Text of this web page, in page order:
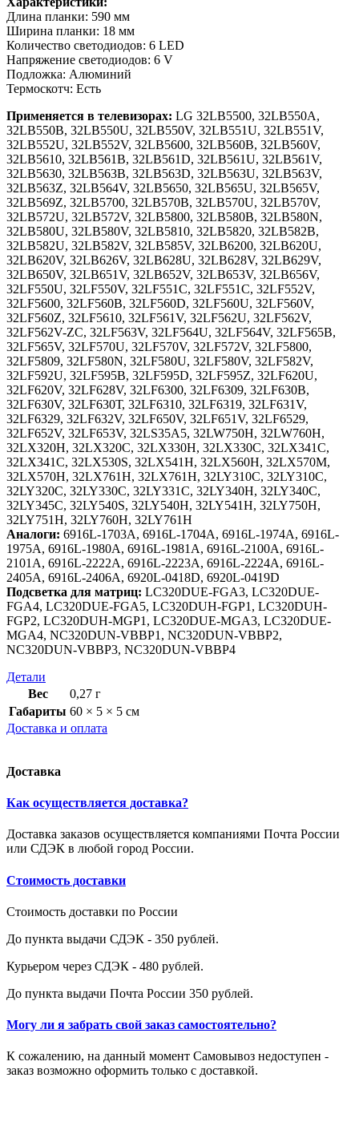
Длина планки: 590 мм
Ширина планки: 18 мм
Количество светодиодов: 6 LED
Напряжение светодиодов: 6 V
Подложка: Алюминий
Термоскотч: Есть
Применяется в телевизорах: LG 32LB5500, 32LB550A,
32LB550B, 32LB550U, 32LB550V, 32LB551U, 32LB551V,
32LB552U, 32LB552V, 32LB5600, 32LB560B, 32LB560V,
32LB5610, 32LB561B, 32LB561D, 32LB561U, 32LB561V,
32LB5630, 32LB563B, 32LB563D, 32LB563U, 32LB563V,
32LB563Z, 32LB564V, 32LB5650, 32LB565U, 32LB565V,
32LB569Z, 32LB5700, 32LB570B, 32LB570U, 32LB570V,
32LB572U, 32LB572V, 32LB5800, 32LB580B, 32LB580N,
32LB580U, 32LB580V, 32LB5810, 32LB5820, 32LB582B,
32LB582U, 32LB582V, 32LB585V, 32LB6200, 32LB620U,
32LB620V, 32LB626V, 32LB628U, 32LB628V, 32LB629V,
32LB650V, 32LB651V, 32LB652V, 32LB653V, 32LB656V,
32LF550U, 32LF550V, 32LF551C, 32LF551С, 32LF552V,
32LF5600, 32LF560B, 32LF560D, 32LF560U, 32LF560V,
32LF560Z, 32LF5610, 32LF561V, 32LF562U, 32LF562V,
32LF562V-ZC, 32LF563V, 32LF564U, 32LF564V, 32LF565B,
32LF565V, 32LF570U, 32LF570V, 32LF572V, 32LF5800,
32LF5809, 32LF580N, 32LF580U, 32LF580V, 32LF582V,
32LF592U, 32LF595B, 32LF595D, 32LF595Z, 32LF620U,
32LF620V, 32LF628V, 32LF6300, 32LF6309, 32LF630B,
32LF630V, 32LF630Т, 32LF6310, 32LF6319, 32LF631V,
32LF6329, 32LF632V, 32LF650V, 32LF651V, 32LF6529,
32LF652V, 32LF653V, 32LS35А5, 32LW750Н, 32LW760Н,
32LX320Н, 32LX320С, 32LX330Н, 32LX330С, 32LX341C,
32LX341С, 32LX530S, 32LX541Н, 32LX560Н, 32LX570М,
32LX570Н, 32LX761H, 32LX761Н, 32LY310C, 32LY310С,
32LY320С, 32LY330С, 32LY331С, 32LY340Н, 32LY340С,
32LY345С, 32LY540S, 32LY540Н, 32LY541Н, 32LY750Н,
32LY751Н, 32LY760Н, 32LY761Н
Аналоги: 6916L-1703A, 6916L-1704A, 6916L-1974A, 6916L-
1975A, 6916L-1980A, 6916L-1981A, 6916L-2100A, 6916L-
2101A, 6916L-2222A, 6916L-2223A, 6916L-2224A, 6916L-
2405A, 6916L-2406A, 6920L-0418D, 6920L-0419D
Подсветка для матриц: LC320DUE-FGA3, LC320DUE-
FGA4, LC320DUE-FGA5, LC320DUH-FGP1, LC320DUH-
FGP2, LC320DUH-MGP1, LC320DUE-MGA3, LC320DUE-
MGA4, NC320DUN-VBBP1, NC320DUN-VBBP2,
NC320DUN-VBBP3, NC320DUN-VBBP4
Детали
Вес
0,27 г
Габариты 60 × 5 × 5 см
Доставка и оплата
Доставка
Как осуществляется доставка?
Доставка заказов осуществляется компаниями Почта России
или СДЭК в любой город России.
Стоимость доставки
Стоимость доставки по России
До пункта выдачи СДЭК - 350 рублей.
Курьером через СДЭК - 480 рублей.
До пункта выдачи Почта России 350 рублей.
Могу ли я забрать свой заказ самостоятельно?
К сожалению, на данный момент Самовывоз недоступен -
заказ возможно оформить только с доставкой.